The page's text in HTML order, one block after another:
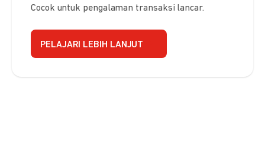
Cocok untuk pengalaman transaksi lancar.
PELAJARI LEBIH LANJUT